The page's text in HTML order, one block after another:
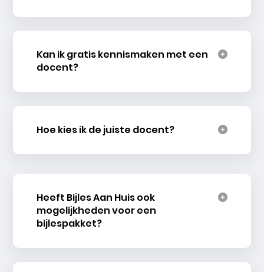
Kan ik gratis kennismaken met een
docent?
Hoe kies ik de juiste docent?
Heeft Bijles Aan Huis ook
mogelijkheden voor een
bijlespakket?